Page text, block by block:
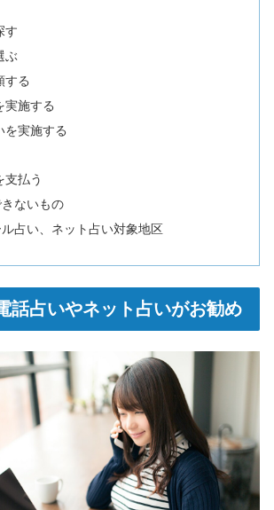
す
ぶ
する
実施する
を実施する
支払う
ないもの
占い、ネット占い対象地区
話占いやネット占いがお勧め